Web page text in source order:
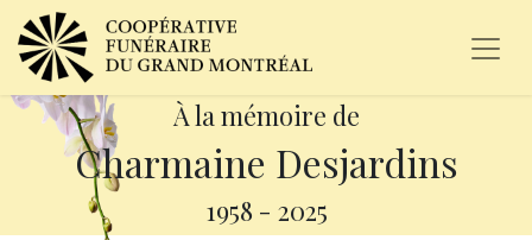
À la mémoire de
Charmaine Desjardins
1958 - 2025